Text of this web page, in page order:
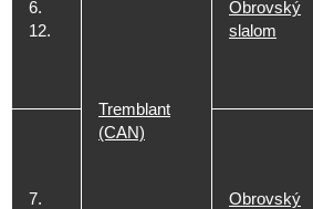
6.
12.
Tremblant
(CAN)
Obrovský
slalom
7.
Obrovský